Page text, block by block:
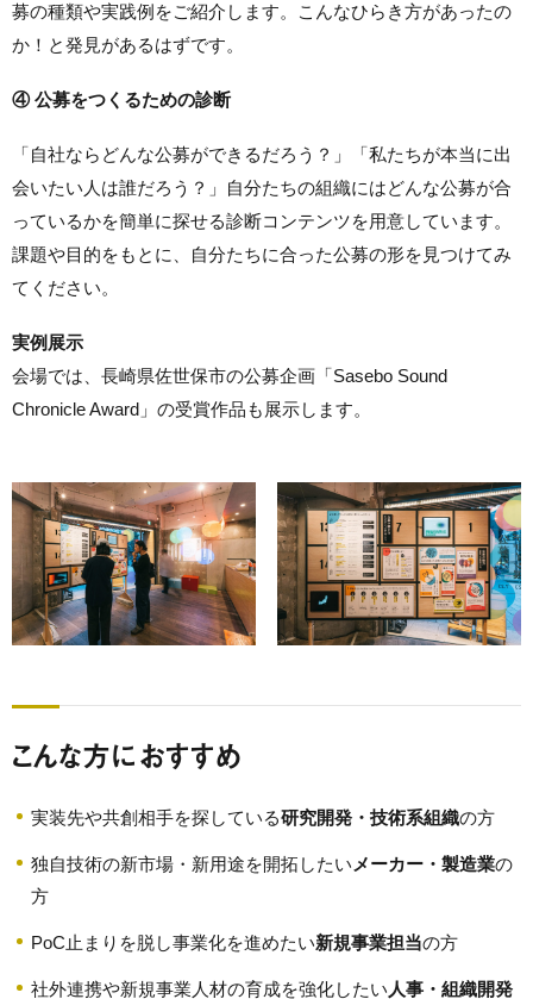
募の種類や実践例をご紹介します。こんなひらき方があったの
か！と発見があるはずです。
④ 公募をつくるための診断
「自社ならどんな公募ができるだろう？」「私たちが本当に出
会いたい人は誰だろう？」自分たちの組織にはどんな公募が合
っているかを簡単に探せる診断コンテンツを用意しています。
課題や目的をもとに、自分たちに合った公募の形を見つけてみ
てください。
実例展示
会場では、長崎県佐世保市の公募企画「Sasebo Sound
Chronicle Award」の受賞作品も展示します。
こんな方におすすめ
実装先や共創相手を探している研究開発・技術系組織の方
独自技術の新市場・新用途を開拓したい メーカー・製造業の
方
PoC止まりを脱し事業化を進めたい新規事業担当の方
社外連携や新規事業人材の育成を強化したい 人事・組織開発